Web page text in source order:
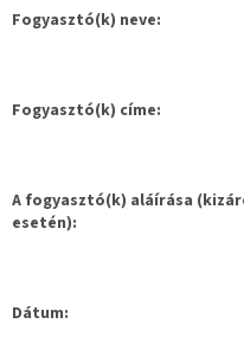
Fogyasztó(k) neve:
Fogyasztó(k) címe:
A fogyasztó(k) aláírása
esetén):
Dátum: